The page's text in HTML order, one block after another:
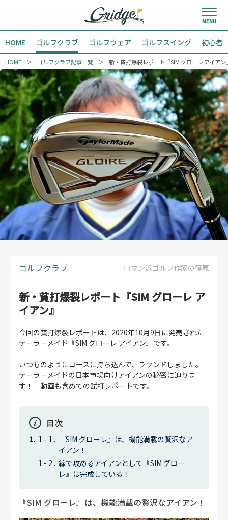
HOME ゴルフクラブ ゴルフウェア ゴルフスイング 初心者
HOME ゴルフクラブ記事一覧 新・貧打爆裂レポート『SIM グローレ アイアン
ゴルフクラブ ロマン派ゴルフ作家の篠原
新・貧打爆裂レポート『SIM グローレ ア
イアン』
今回の貧打爆裂レポートは、2020年10月9日に発売された
テーラーメイド『SIM グローレ アイアン』です。
いつものようにコースに持ち込んで、ラウンドしました。
テーラーメイドの日本市場向けアイアンの秘密に迫りま
す！ 動画も含めての試打レポートです。
目次
『SIM グローレ』は、機能満載の贅沢なア
イアン！
線で攻めるアイアンとして『SIM グロー
レ』は完成している！
『SIM グローレ』は、機能満載の贅沢なアイアン！